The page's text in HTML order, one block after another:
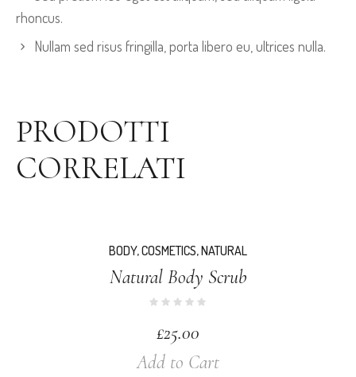
rhoncus.
Nullam sed risus fringilla, porta libero eu, ultrices nulla.
PRODOTTI
CORRELATI
BODY,COSMETICS,NATURAL
Natural Body Scrub
£25.00
Add to Cart